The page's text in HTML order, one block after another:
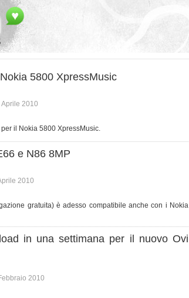
5800 XpressMusic
Aprile 2010
il Nokia 5800 XpressMusic.
e N86 8MP
2010
gratuita) è adesso compatibile anche con i Nokia
in una settimana per il nuovo Ovi
2010